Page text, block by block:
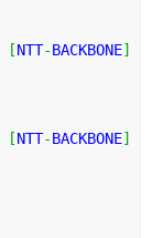
[NTT-BACKBONE]
[NTT-BACKBONE]